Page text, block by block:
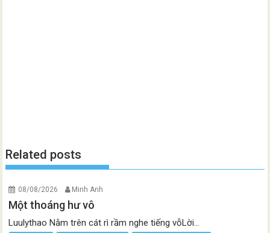
Related posts
08/08/2026 Minh Anh
Một thoáng hư vô
Luulythao Nằm trên cát rì rầm nghe tiếng vỗLời...